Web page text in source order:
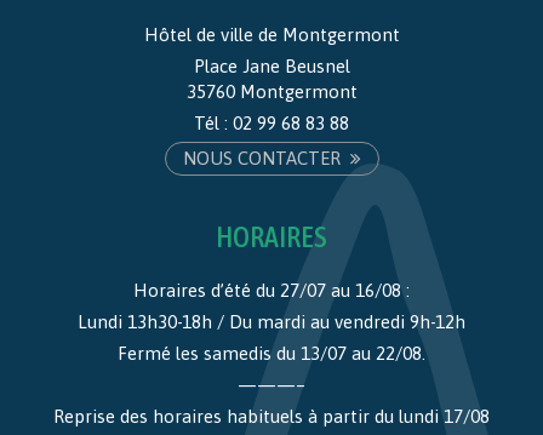
Hôtel de ville de Montgermont
Place Jane Beusnel
35760 Montgermont
Tél : 02 99 68 83 88
NOUS CONTACTER
HORAIRES
Horaires d’été du 27/07 au 16/08 :
Lundi 13h30-18h / Du mardi au vendredi 9h-12h
Fermé les samedis du 13/07 au 22/08.
———–
Reprise des horaires habituels à partir du lundi 17/08